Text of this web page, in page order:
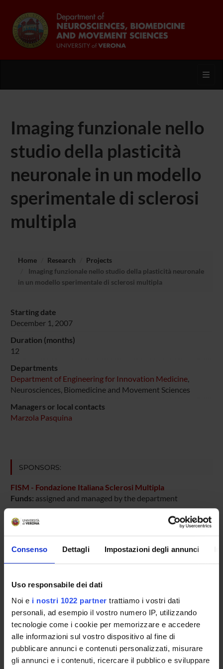
Consenso Dettagli Impostazioni degli annunci
Uso responsabile dei dati
Noi e i nostri 1022 partner trattiamo i vostri dati
personali, ad esempio il vostro numero IP, utilizzando
tecnologie come i cookie per memorizzare e accedere
alle informazioni sul vostro dispositivo al fine di
pubblicare annunci e contenuti personalizzati, misurare
gli annunci e i contenuti, ricercare il pubblico e sviluppare
Imaging funzionale nello
studio della plasticità
neuronale in un modello
sperimentale di sclerosi
multipla
Home Research
Projects
Imaging funzionale nello studio della plasticità neuronale
in un modello sperimentale di sclerosi multipla
Starting date
December 1, 2007
Duration (months)
12
Departments
Department of Engineering for Innovation Medicine,
Neurosciences, Biomedicine and Movement Sciences
Managers or local contacts
Marzola Pasquina
SPONSORS:
FISM - Fondazione Italiana Sclerosi Multipla
Funds: assigned and managed by the department
Pasquina Marzola
RESEARCH AREAS INVOLVED IN THE PROJECT
Anatomy & Morphology